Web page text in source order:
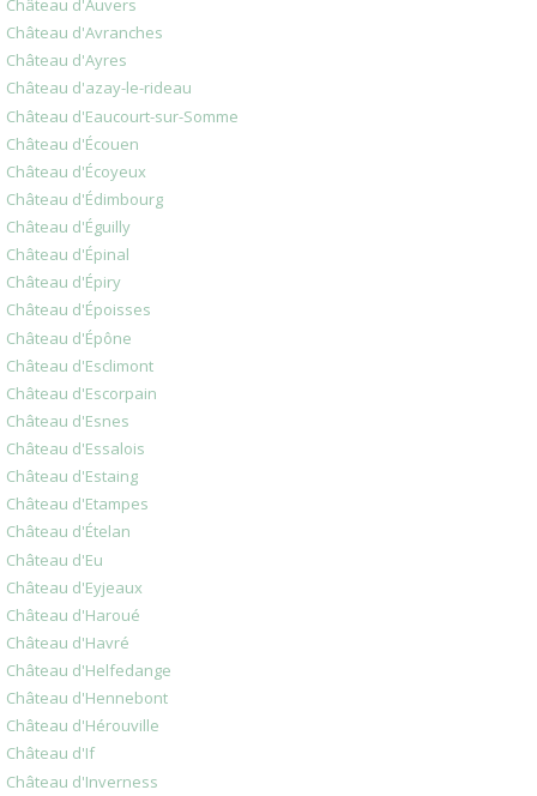
Château d'Auvers
Château d'Avranches
Château d'Ayres
Château d'azay-le-rideau
Château d'Eaucourt-sur-Somme
Château d'Écouen
Château d'Écoyeux
Château d'Édimbourg
Château d'Éguilly
Château d'Épinal
Château d'Épiry
Château d'Époisses
Château d'Épône
Château d'Esclimont
Château d'Escorpain
Château d'Esnes
Château d'Essalois
Château d'Estaing
Château d'Etampes
Château d'Ételan
Château d'Eu
Château d'Eyjeaux
Château d'Haroué
Château d'Havré
Château d'Helfedange
Château d'Hennebont
Château d'Hérouville
Château d'If
Château d'Inverness